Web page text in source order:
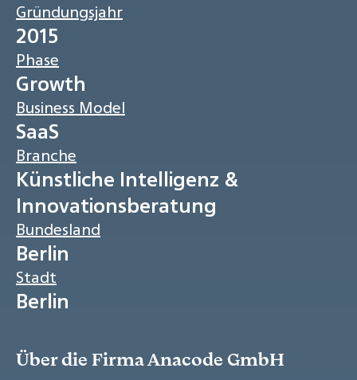
Gründungsjahr
2015
Phase
Growth
Business Model
SaaS
Branche
Künstliche Intelligenz &
Innovationsberatung
Bundesland
Berlin
Stadt
Berlin
Über die Firma Anacode GmbH